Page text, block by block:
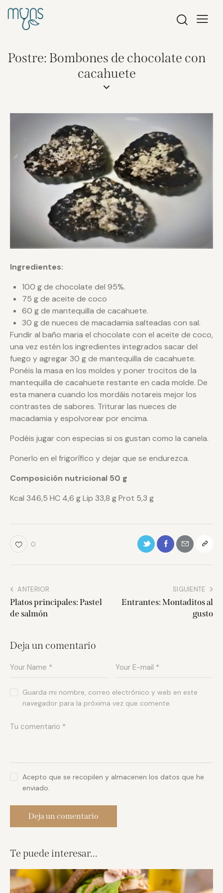
Postre: Bombones de chocolate con
cacahuete
Ingredientes:
100 g de chocolate del 95%.
75 g de aceite de coco
60 g de mantequilla de cacahuete.
30 g de nueces de macadamia salteadas con sal.
Fundir al baño maria el chocolate con el aceite de coco,
una vez estén los ingredientes integrados sacar del
fuego y agregar 30 g de mantequilla de cacahuete.
Ponéis la masa en los moldes y poner trocitos de la
mantequilla de cacahuete restante en cada molde. De
esta manera cuando los mordáis notareis mejor los
contrastes de sabores. Triturar las nueces de
macadamia y espolvorear por encima.
Podéis jugar con especias si os gustan como la canela.
Ponerlo en el frigorífico y dejar que se endurezca.
Composición nutricional 50 g
Kcal 346,5 HC 4,6 g Lip 33,8 g Prot 5,3 g
0
ANTERIOR
Platos principales: Pastel
de salmón
SIGUIENTE
Entrantes: Montaditos al
gusto
Deja un comentario
Guarda mi nombre, correo electrónico y web en este
navegador para la próxima vez que comente.
Acepto que se recopilen y almacenen los datos que he
enviado.
Te puede interesar...